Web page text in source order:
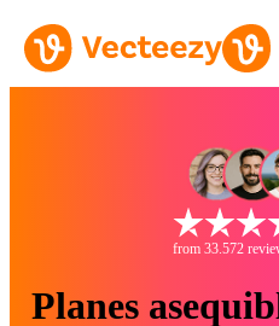
from 33.572
Planes